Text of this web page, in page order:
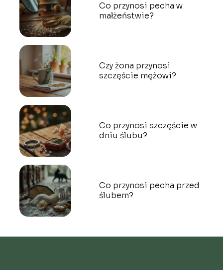
Co przynosi pecha w
małżeństwie?
Czy żona przynosi
szczęście mężowi?
Co przynosi szczęście w
dniu ślubu?
Co przynosi pecha przed
ślubem?